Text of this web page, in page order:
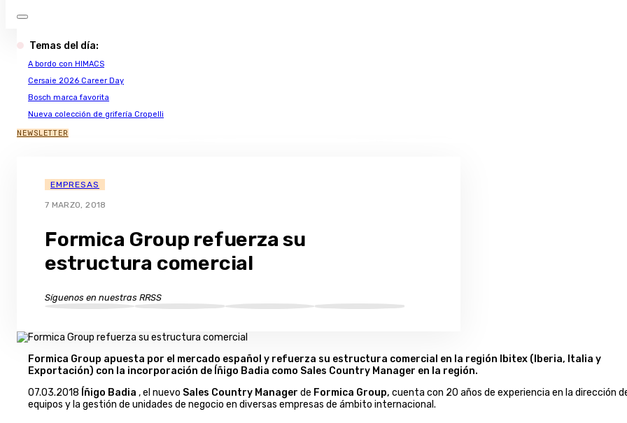
Temas del día:
A bordo con HIMACS
Cersaie 2026 Career Day
Bosch marca favorita
Nueva colección de grifería Cropelli
NEWSLETTER
EMPRESAS
7 MARZO, 2018
Formica Group refuerza su
estructura comercial
Síguenos en nuestras RRSS
Formica Group apuesta por el mercado español y refuerza su estructura comercial en la región Ibitex (Iberia, Italia y
Exportación) con la incorporación de Íñigo Badia como Sales Country Manager en la región.
07.03.2018 Íñigo Badia , el nuevo Sales Country Manager de Formica Group, cuenta con 20 años de experiencia en la dirección
equipos y la gestión de unidades de negocio en diversas empresas de ámbito internacional.